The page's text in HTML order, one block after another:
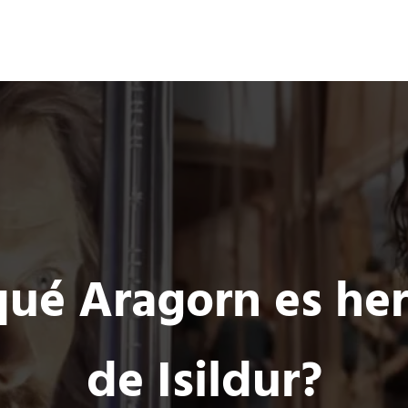
Comunidad de Ocio Online
Aragorn es
de Isildur?